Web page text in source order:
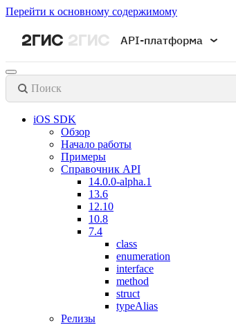
Перейти к основному содержимому
API-платформа
Поиск
iOS SDK
Обзор
Начало работы
Примеры
Справочник API
14.0.0-alpha.1
13.6
12.10
10.8
7.4
class
enumeration
interface
method
struct
typeAlias
Релизы